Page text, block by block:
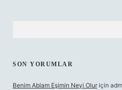
SON YORUMLAR
Benim Ablam Eşimin Neyi Olur için